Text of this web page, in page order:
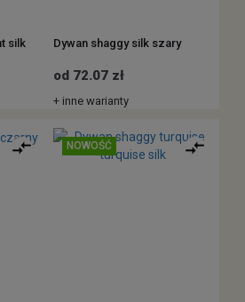
silk
Dywan shaggy silk szary
od 72.07 zł
+ inne warianty
NOWOŚĆ